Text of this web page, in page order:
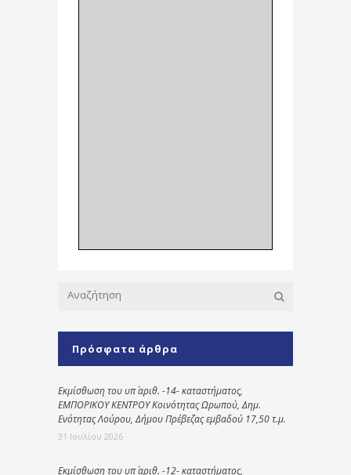
Πρόσφατα άρθρα
Εκμίσθωση του υπ΄ αριθ. -14- καταστήματος,
ΕΜΠΟΡΙΚΟΥ ΚΕΝΤΡΟΥ Κοινότητας Ωρωπού, Δημ.
Ενότητας Λούρου, Δήμου Πρέβεζας εμβαδού 17,50 τ.μ.
31 Ιουλίου 2026
Εκμίσθωση του υπ΄ αριθ. -12- καταστήματος,